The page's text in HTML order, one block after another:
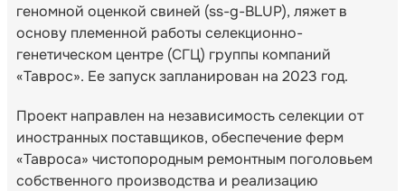
геномной оценкой свиней (ss-g-BLUP), ляжет в
основу племенной работы селекционно-
генетическом центре (СГЦ) группы компаний
«Таврос». Ее запуск запланирован на 2023 год.
Проект направлен на независимость селекции от
иностранных поставщиков, обеспечение ферм
«Тавроса» чистопородным ремонтным поголовьем
собственного производства и реализацию